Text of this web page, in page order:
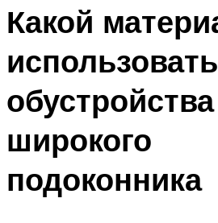
Какой
обустройства
широкого
подоконника